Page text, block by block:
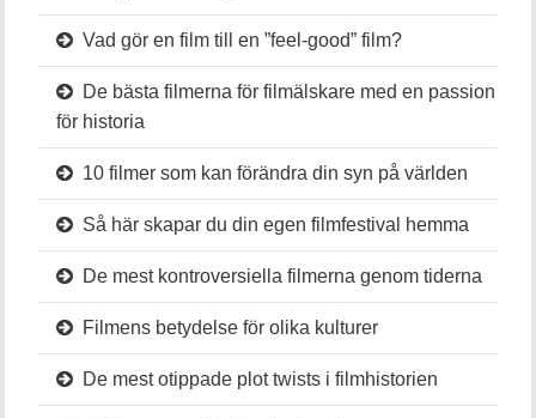
Vad gör en film till en ”feel-good” film?
De bästa filmerna för filmälskare med en passion
för historia
10 filmer som kan förändra din syn på världen
Så här skapar du din egen filmfestival hemma
De mest kontroversiella filmerna genom tiderna
Filmens betydelse för olika kulturer
De mest otippade plot twists i filmhistorien